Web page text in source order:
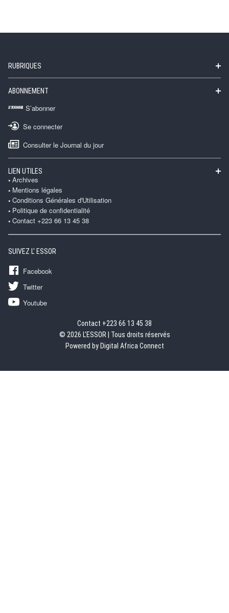
RUBRIQUES
ABONNEMENT
S’abonner
Se connecter
Consulter le Journal du jour
LIEN UTILES
Archives
Mentions légales
Conditions Générales d'Utilisation
Politique de confidentialité
Contact +223 66 13 45 38
SUIVEZ L' ESSOR
Facebook
Twitter
Youtube
Contact +223 66 13 45 38
© 2026 L'ESSOR | Tous droits réservés
Powered by Digital Africa Connect